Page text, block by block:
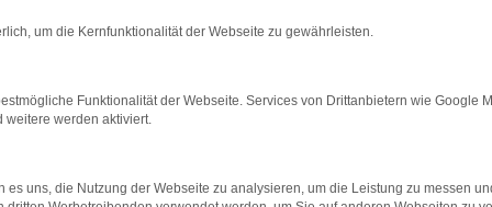
dieser Gelegenheit kannst du dich gleich bei
passende Fahrzeug für dich finden. Wenn du aus
nach Garching ein. Das liegt bei München und
Problem! Wir bieten dir einen Lieferservice
brauchst du deine eigenen vier Wände nicht zu
lassen sich digital scannen und darstellen,
Außenaufnahmen erhältst. Dass wir dir all
um die Kernfunktionalität der Webseite zu gewährleisten.
Funktionalität der Webseite. Services von Drittanbietern wie Google
weitere werden aktiviert.
es uns, die Nutzung der Webseite zu analysieren, um die Leistung zu messen